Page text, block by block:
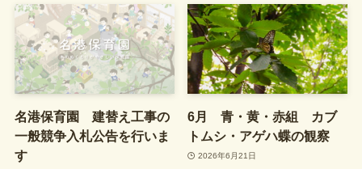
名港保育園 建替え工事の
一般競争入札公告を行いま
す
6月 青・黄・赤組 カブ
トムシ・アゲハ蝶の観察
2026年6月21日